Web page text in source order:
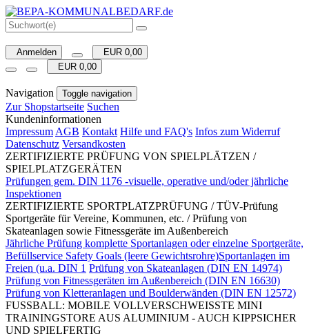
Anmelden
EUR 0,00
EUR 0,00
Navigation Toggle navigation
Zur Shopstartseite Suchen
Kundeninformationen
Impressum AGB Kontakt Hilfe und FAQ's Infos zum Widerruf
Datenschutz Versandkosten
ZERTIFIZIERTE PRÜFUNG VON SPIELPLÄTZEN /
SPIELPLATZGERÄTEN
Prüfungen gem. DIN 1176 -visuelle, operative und/oder jährliche
Inspektionen
ZERTIFIZIERTE SPORTPLATZPRÜFUNG / TÜV-Prüfung
Sportgeräte für Vereine, Kommunen, etc. / Prüfung von
Skateanlagen sowie Fitnessgeräte im Außenbereich
Jährliche Prüfung komplette Sportanlagen oder einzelne Sportgeräte,
Befüllservice Safety Goals (leere Gewichtsrohre)Sportanlagen im
Freien (u.a. DIN 1 Prüfung von Skateanlagen (DIN EN 14974)
Prüfung von Fitnessgeräten im Außenbereich (DIN EN 16630)
Prüfung von Kletteranlagen und Boulderwänden (DIN EN 12572)
FUSSBALL: MOBILE VOLLVERSCHWEISSTE MINI
TRAININGSTORE AUS ALUMINIUM - AUCH KIPPSICHER
UND SPIELFERTIG